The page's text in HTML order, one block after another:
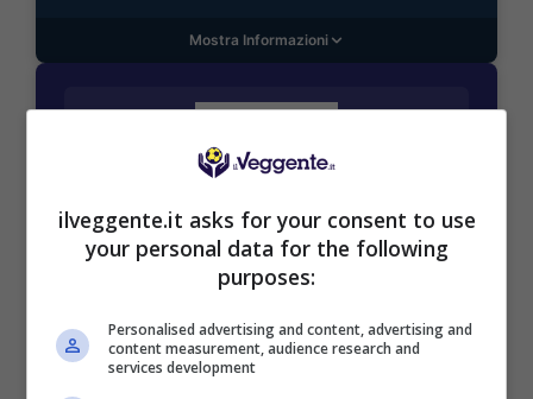
Mostra Informazioni
Fino a 2050€ bonus scommesse e sport
Per i nuovi utenti della piattaforma: 100% fino a 50€ in
Bonus Scommesse + 100% fino a 2000€ in Bonus
Sport
2050€
ilveggente.it asks for your consent to use
your personal data for the following
purposes:
Personalised advertising and content, advertising and
content measurement, audience research and
services development